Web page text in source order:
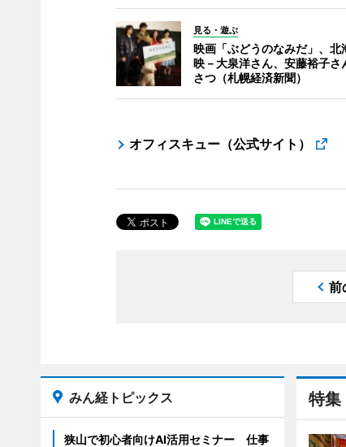
見る・遊ぶ
映画「ぶどうのなみだ」、北
映－大泉洋さん、安藤裕子さ
さつ（札幌経済新聞）
オフィスキュー（公式サイト）
前
特集
みん経トピックス
狭山で初心者向けAI活用セミナー 仕事